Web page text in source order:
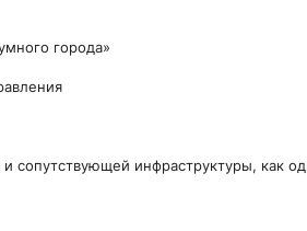
города»
и сопутствующей инфраструктуры, как